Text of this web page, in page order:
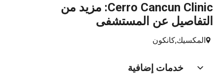
Cerro Cancun Clinic: مزيد من
التفاصيل عن المستشفى
المكسيك,كانكون
خدمات إضافية